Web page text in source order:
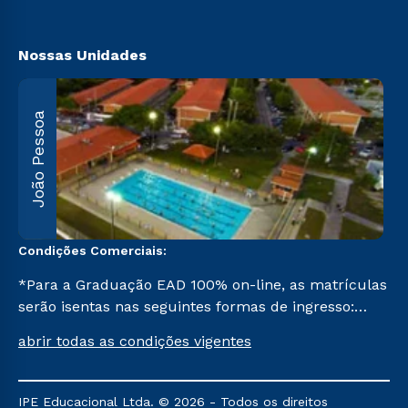
Nossas Unidades
João Pessoa
Condições Comerciais:
*Para a Graduação EAD 100% on-line, as matrículas
serão isentas nas seguintes formas de ingresso:
Pedagogia para Licenciados e Transferência. Já para
abrir todas as condições vigentes
IPE Educacional Ltda. © 2026 - Todos os direitos